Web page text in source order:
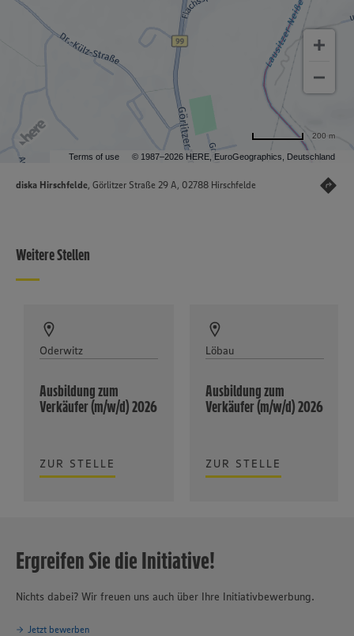
Terms of use © 1987–2026 HERE, EuroGeographics, Deutschland
200 m
diska Hirschfelde, Görlitzer Straße 29 A, 02788 Hirschfelde
Weitere Stellen
Oderwitz
Ausbildung zum
Verkäufer (m/w/d) 2026
ZUR STELLE
Löbau
Ausbildung zum
Verkäufer (m/w/d) 2026
ZUR STELLE
Ergreifen Sie die Initiative!
Nichts dabei? Wir freuen uns auch über Ihre Initiativbewerbung.
Jetzt bewerben